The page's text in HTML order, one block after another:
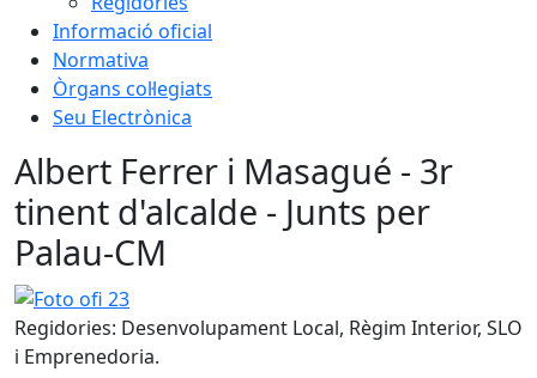
Informació oficial
Normativa
Òrgans col·legiats
Seu Electrònica
Albert Ferrer i Masagué - 3r
tinent d'alcalde - Junts per
Palau-CM
Foto ofi 23
Regidories: Desenvolupament Local, Règim Interior, SLO
i Emprenedoria.